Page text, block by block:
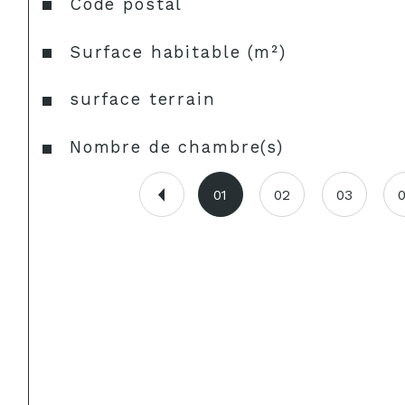
Code postal
Surface habitable (m²)
surface terrain
Nombre de chambre(s)
01 02 03